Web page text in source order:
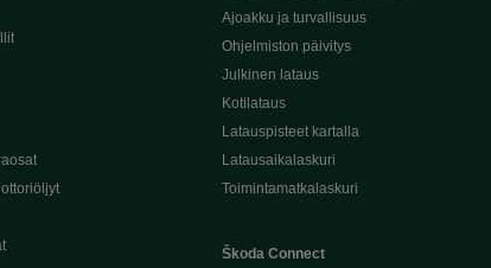
Ajoakku ja turvallisuus
Ohjelmiston päivitys
Julkinen lataus
Kotilataus
Latauspisteet kartalla
Latausaikalaskuri
Toimintamatkalaskuri
Škoda Connect